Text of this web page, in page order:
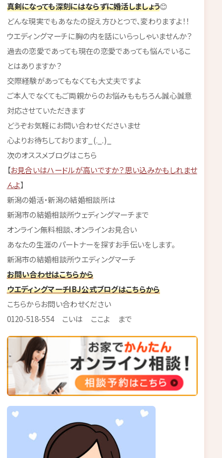
真剣になっても深刻にはならずに婚活しましょう😊
どんな現実でもあなたの捉え方ひとつで、変わりますよ！！
ウエディングマーチに胸の内を話にいらっしゃいませんか？
過去の恋愛であっても現在の恋愛であっても悩んでいるこ
とはありますか？
交際経験があってもなくても大丈夫ですよ
ご本人でなくてもご両親からのお悩みももちろん誠心誠意
対応させていただきます
どうぞお気軽にお問い合わせくださいませ
心よりお待ちしております_(._.)_
次のオススメブログはこちら
【お見合いはハードルが高いですか？思い込みかもしれませ
んよ】
新潟の婚活・新潟の結婚相談所は
新潟市の結婚相談所ウェディングマーチまで
オンライン無料相談、オンラインお見合い
あなたの生涯のパートナーを探すお手伝いをします。
新潟市の結婚相談所ウエディングマーチ
お問い合わせはこちらから
ウエディングマーチIBJ公式ブログはこちらから
こちらからお問い合わせください
0120-518-554 こいは ここよ まで